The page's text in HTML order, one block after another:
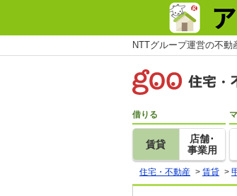
NTTグループ運営の不
借りる
賃貸
店舗･
事業用
住宅・不動産 > 賃貸 >